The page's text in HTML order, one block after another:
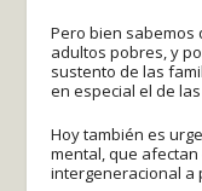
Pero bien sabemos
adultos pobres, y
sustento de las
en especial el de
Hoy también es
mental, que
intergeneracional a